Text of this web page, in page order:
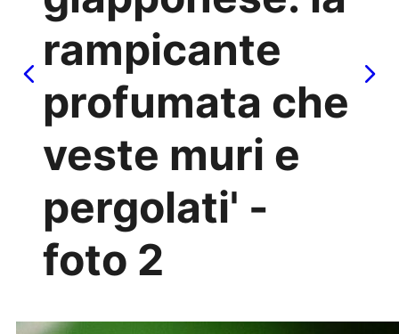
rampicante
profumata che
veste muri e
pergolati' -
foto 2